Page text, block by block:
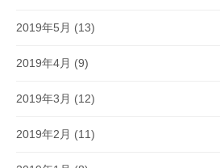
2019年5月 (13)
2019年4月 (9)
2019年3月 (12)
2019年2月 (11)